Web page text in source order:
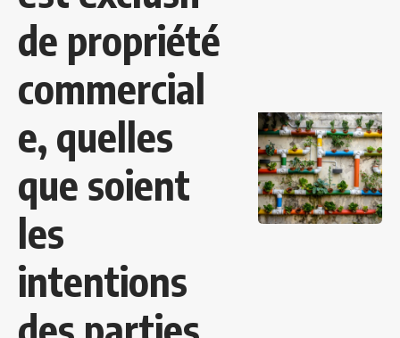
de propriété
commercial
e, quelles
que soient
les
intentions